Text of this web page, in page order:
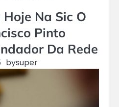
Na Sic O
Pinto
Da Rede
bysuper